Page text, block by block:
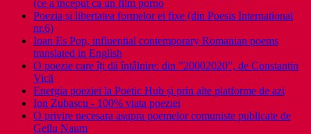
(ce a început ca un film porno
Poezia şi libertatea formelor ei fixe (din Poesis International
nr.6)
Ioan Es Pop, influential contemporary Romanian poems
translated in English
O poezie care îți dă întâlnire: din ”20002020”, de Constantin
Vică
Energia poeziei la Poetic Hub și prin alte platforme de azi
Ion Zubascu - 100% viata poeziei
O privire necesara asupra poemelor comuniste publicate de
Gellu Naum